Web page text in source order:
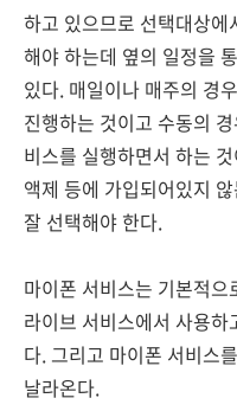
하고 있으므로 선택대상
해야 하는데 옆의 일정을
있다. 매일이나 매주의 경
진행하는 것이고 수동의
비스를 실행하면서 하는
액제 등에 가입되어있지
잘 선택해야 한다.
마이폰 서비스는 기본적
라이브 서비스에서 사용
다. 그리고 마이폰 서비스
날라온다.